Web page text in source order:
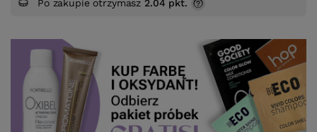
Po zakupie otrzymasz 2.04 pkt.